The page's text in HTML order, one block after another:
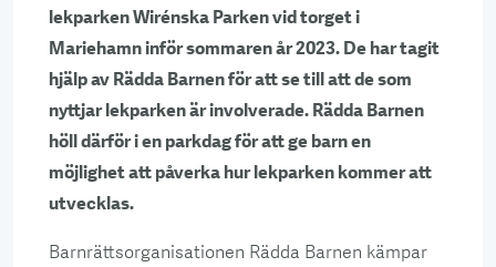
lekparken Wirénska Parken vid torget i
Mariehamn inför sommaren år 2023. De har tagit
hjälp av Rädda Barnen för att se till att de som
nyttjar lekparken är involverade. Rädda Barnen
höll därför i en parkdag för att ge barn en
möjlighet att påverka hur lekparken kommer att
utvecklas.
Barnrättsorganisationen Rädda Barnen kämpar